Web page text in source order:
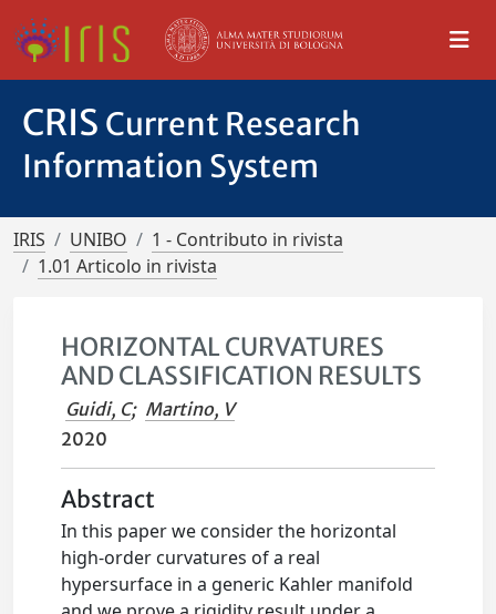
CRIS Current Research
Information System
IRIS UNIBO
1 - Contributo in rivista
1.01 Articolo in rivista
HORIZONTAL CURVATURES
AND CLASSIFICATION RESULTS
Guidi, C; Martino, V
2020
Abstract
In this paper we consider the horizontal
high-order curvatures of a real
hypersurface in a generic Kahler manifold